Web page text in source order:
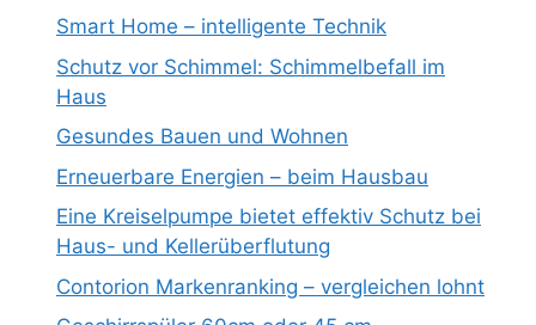
Smart Home – intelligente Technik
Schutz vor Schimmel: Schimmelbefall im
Haus
Gesundes Bauen und Wohnen
Erneuerbare Energien – beim Hausbau
Eine Kreiselpumpe bietet effektiv Schutz bei
Haus- und Kellerüberflutung
Contorion Markenranking – vergleichen lohnt